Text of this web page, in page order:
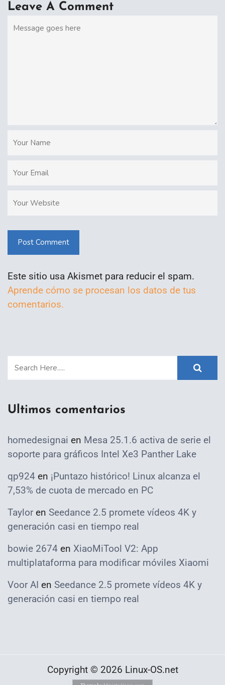
Leave A Comment
Post Comment
Este sitio usa Akismet para reducir el spam.
Aprende cómo se procesan los datos de tus
comentarios.
Ultimos comentarios
homedesignai en Mesa 25.1.6 activa de serie el
soporte para gráficos Intel Xe3 Panther Lake
qp924 en ¡Puntazo histórico! Linux alcanza el
7,53% de cuota de mercado en PC
Taylor en Seedance 2.5 promete vídeos 4K y
generación casi en tiempo real
bowie 2674 en XiaoMiTool V2: App
multiplataforma para modificar móviles Xiaomi
Voor AI en Seedance 2.5 promete vídeos 4K y
generación casi en tiempo real
Copyright © 2026 Linux-OS.net